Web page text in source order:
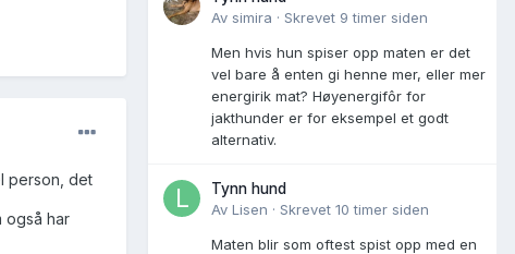
person, det
også har
Av simira · Skrevet 9 timer siden
Men hvis hun spiser opp maten er det
vel bare å enten gi henne mer, eller mer
energirik mat? Høyenergifôr for
jakthunder er for eksempel et godt
alternativ.
Tynn hund
Av Lisen · Skrevet 10 timer siden
Maten blir som oftest spist opp med en